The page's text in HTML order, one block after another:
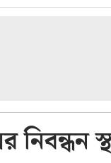
নিবন্ধন